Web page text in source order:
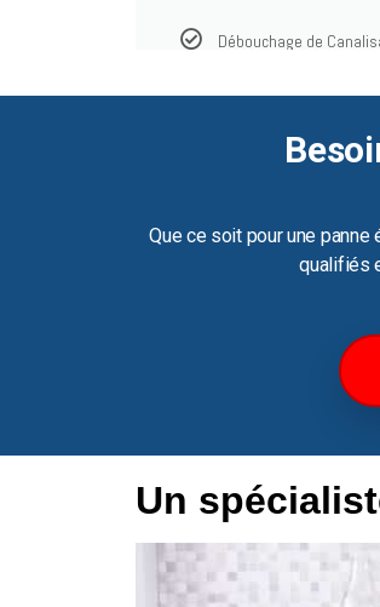
Débouchage de
Que ce soit pour une
qualifiés
Un